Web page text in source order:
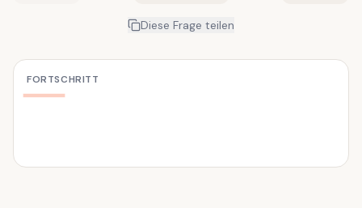
Diese Frage teilen
FORTSCHRITT